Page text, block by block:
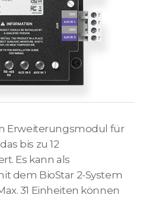
Erweiterungsmodul für
bis zu 12
Es kann als
dem BioStar 2-System
31 Einheiten können